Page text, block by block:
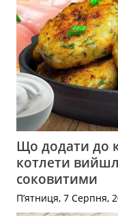
Що додати до
котлети
соковитими
П’ятниця, 7 Серпня,